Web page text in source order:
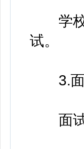
学校
试。
3.面
面试